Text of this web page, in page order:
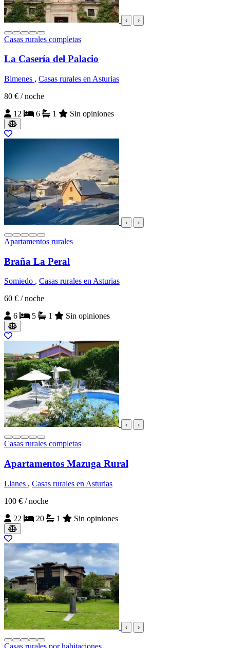
‹ ›
Casas rurales completas
La Casería del Palacio
Bimenes , Casas rurales en Asturias
80 € / noche
12
6 1 Sin opiniones
‹ ›
Apartamentos rurales
Braña La Peral
Somiedo , Casas rurales en Asturias
60 € / noche
6
5 1 Sin opiniones
‹ ›
Casas rurales completas
Apartamentos Mazuga Rural
Llanes , Casas rurales en Asturias
100 € / noche
22
20 1 Sin opiniones
‹ ›
Casas rurales por habitaciones